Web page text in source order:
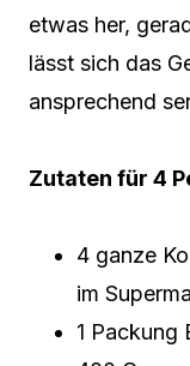
etwas her,
lässt sich das
ansprechend
Zutaten für 4
4 ganze
im
1 Packung